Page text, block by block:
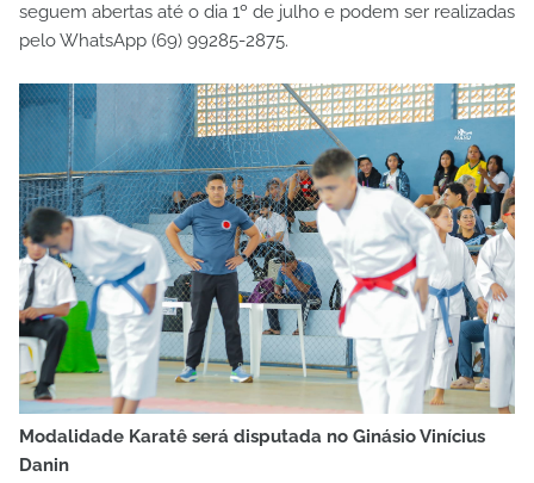
seguem abertas até o dia 1º de julho e podem ser realizadas
pelo WhatsApp (69) 99285-2875.
Modalidade Karatê será disputada no Ginásio Vinícius
Danin